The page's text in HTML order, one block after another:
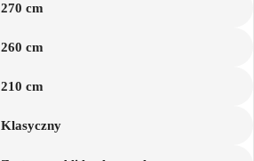
270 cm
260 cm
210 cm
Klasyczny